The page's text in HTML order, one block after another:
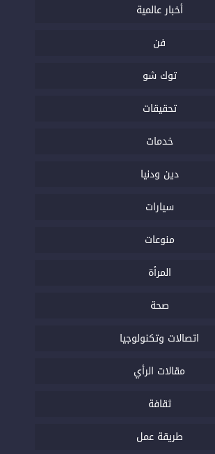
أخبار عالمية
فن
توك شو
تحقيقات
خدمات
دين ودنيا
سيارات
منوعات
المرأة
صحة
اتصالات وتكنولوجيا
مقالات الرأي
ثقافة
طريقة عمل